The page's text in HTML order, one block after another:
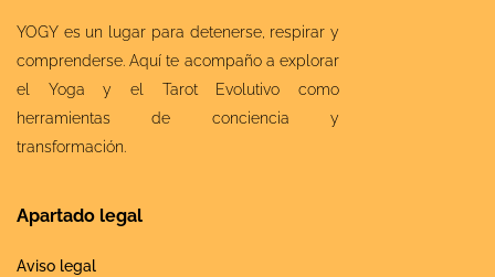
YOGY es un lugar para detenerse, respirar y
comprenderse. Aquí te acompaño a explorar
el Yoga y el Tarot Evolutivo como
herramientas de conciencia y
transformación.
Apartado legal
Aviso legal